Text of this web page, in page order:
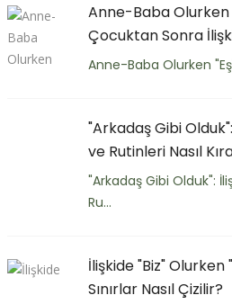
Anne-Baba Olurken
Çocuktan Sonra
Anne-Baba Olurken
"Arkadaş Gibi
ve Rutinleri Nasıl
"Arkadaş Gibi Olduk":
Ru...
İlişkide "Biz" Olurken
Sınırlar Nasıl Çizilir?